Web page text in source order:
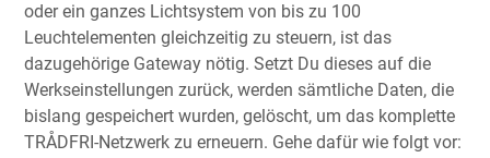
oder ein ganzes Lichtsystem von bis zu 100
Leuchtelementen gleichzeitig zu steuern, ist das
dazugehörige Gateway nötig. Setzt Du dieses auf die
Werkseinstellungen zurück, werden sämtliche Daten, die
bislang gespeichert wurden, gelöscht, um das komplette
TRÅDFRI-Netzwerk zu erneuern. Gehe dafür wie folgt vor: